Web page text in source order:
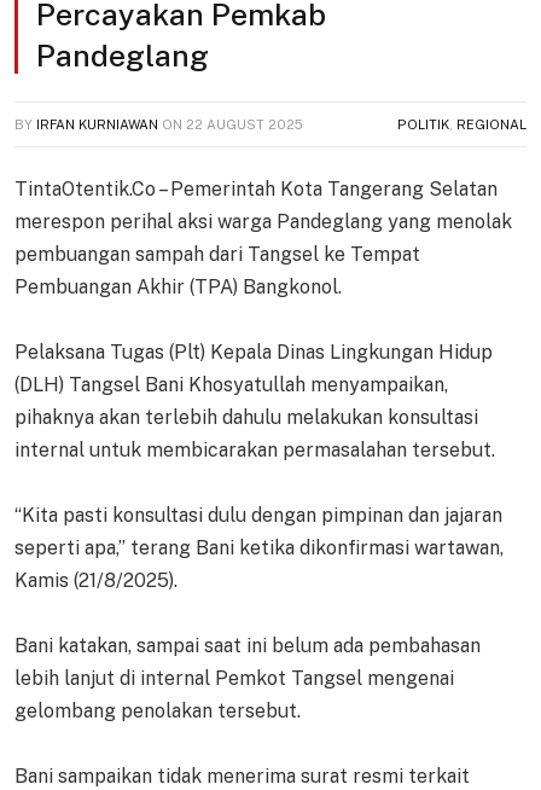
Percayakan Pemkab
Pandeglang
BY IRFAN KURNIAWAN ON 22 AUGUST 2025 POLITIK REGIONAL
TintaOtentik.Co – Pemerintah Kota Tangerang Selatan
merespon perihal aksi warga Pandeglang yang menolak
pembuangan sampah dari Tangsel ke Tempat
Pembuangan Akhir (TPA) Bangkonol.
Pelaksana Tugas (Plt) Kepala Dinas Lingkungan Hidup
(DLH) Tangsel Bani Khosyatullah menyampaikan,
pihaknya akan terlebih dahulu melakukan konsultasi
internal untuk membicarakan permasalahan tersebut.
“Kita pasti konsultasi dulu dengan pimpinan dan jajaran
seperti apa,” terang Bani ketika dikonfirmasi wartawan,
Kamis (21/8/2025).
Bani katakan, sampai saat ini belum ada pembahasan
lebih lanjut di internal Pemkot Tangsel mengenai
gelombang penolakan tersebut.
Bani sampaikan tidak menerima surat resmi terkait